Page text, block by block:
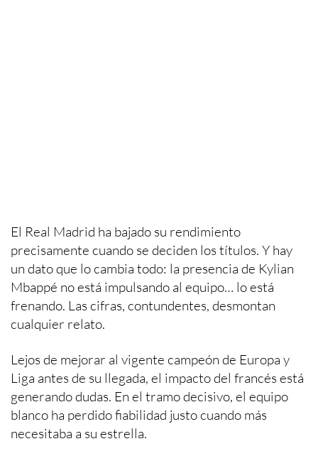
El Real Madrid ha bajado su rendimiento
precisamente cuando se deciden los títulos. Y hay
un dato que lo cambia todo: la presencia de Kylian
Mbappé no está impulsando al equipo… lo está
frenando. Las cifras, contundentes, desmontan
cualquier relato.
Lejos de mejorar al vigente campeón de Europa y
Liga antes de su llegada, el impacto del francés está
generando dudas. En el tramo decisivo, el equipo
blanco ha perdido fiabilidad justo cuando más
necesitaba a su estrella.